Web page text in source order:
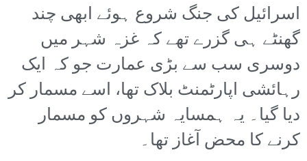
اسرائیل کی جنگ شروع ہوئے ابھی چند
گھنٹے ہی گزرے تھے کہ غزہ شہر میں
دوسری سب سے بڑی عمارت جو کہ ایک
رہائشی اپارٹمنٹ بلاک تھا، اسے مسمار کر
دیا گیا۔ یہ ہمسایہ شہروں کو مسمار
کرنے کا محض آغاز تھا۔